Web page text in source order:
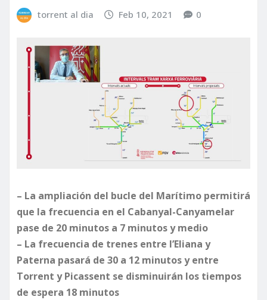
torrent al dia Feb 10, 2021 0
– La ampliación del bucle del Marítimo permitirá
que la frecuencia en el Cabanyal-Canyamelar
pase de 20 minutos a 7 minutos y medio
– La frecuencia de trenes entre l’Eliana y
Paterna pasará de 30 a 12 minutos y entre
Torrent y Picassent se disminuirán los tiempos
de espera 18 minutos